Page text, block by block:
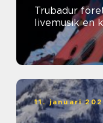
Trubadur
livemusik en
11. januari